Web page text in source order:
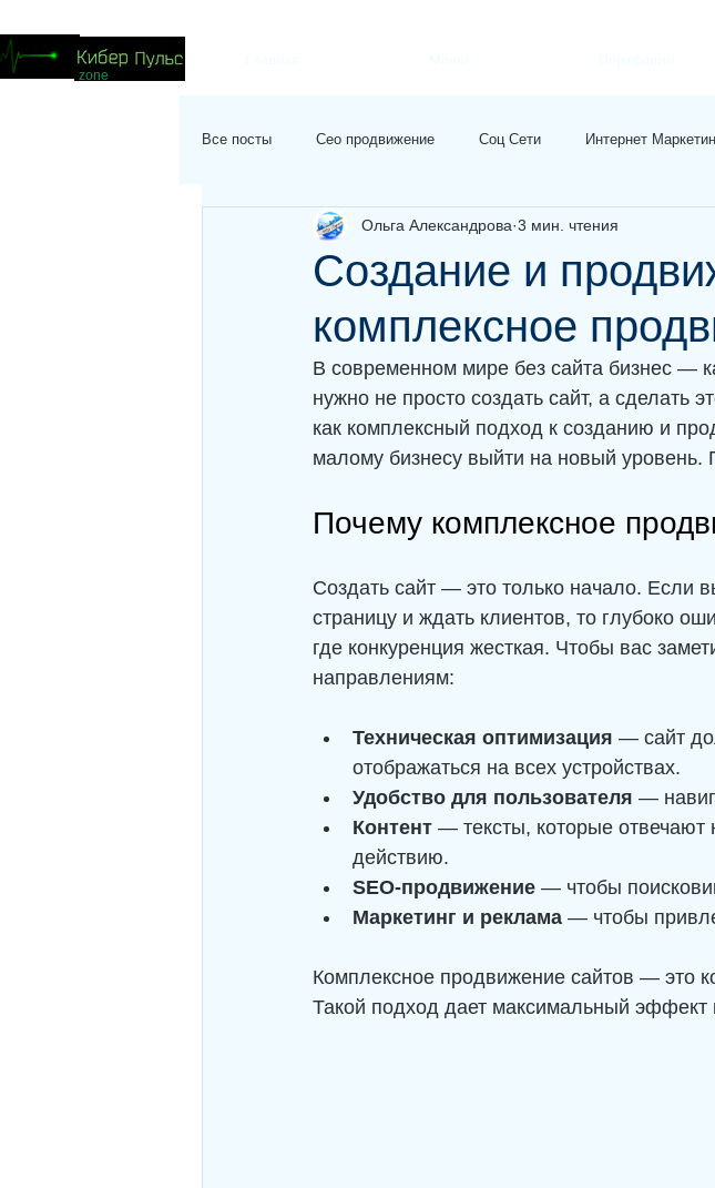
zone
Все посты Сео продвижение Соц Сети Интернет
Создание и
комплексное
Ольга Александрова 3 мин. чтения
В современном мире без сайта бизнес —
нужно не просто создать сайт, а сделать
как комплексный подход к созданию и
малому бизнесу выйти на новый уровень.
Почему комплексное
Создать сайт — это только начало. Если
страницу и ждать клиентов, то глубоко
где конкуренция жесткая. Чтобы вас
направлениям:
Техническая оптимизация — сайт
отображаться на всех устройствах.
Удобство для пользователя —
Контент — тексты, которые отвечают
действию.
SEO-продвижение — чтобы
Маркетинг и реклама — чтобы
Комплексное продвижение сайтов — это
Такой подход дает максимальный эффект